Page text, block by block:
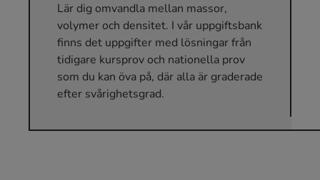
Lär dig omvandla mellan massor,
volymer och densitet. I vår uppgiftsbank
finns det uppgifter med lösningar från
tidigare kursprov och nationella prov
som du kan öva på, där alla är graderade
efter svårighetsgrad.